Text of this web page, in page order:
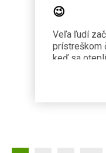
😉
Veľa ľudí
prístreškom
keď sa